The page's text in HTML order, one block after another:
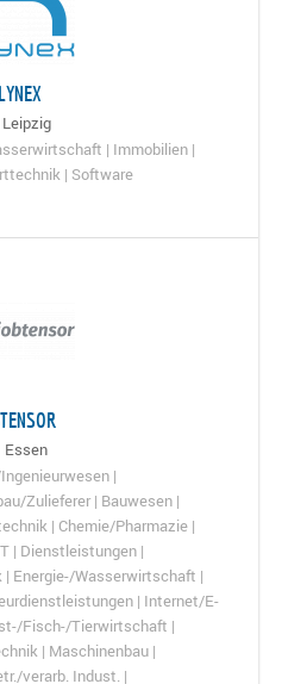
Leipzig
| Immobilien |
| Software
Essen
|
Zulieferer | Bauwesen |
| Chemie/Pharmazie |
| Dienstleistungen |
Energie-/Wasserwirtschaft |
| Internet/E-
Fisch-/Tierwirtschaft |
| Maschinenbau |
verarb. Indust. |